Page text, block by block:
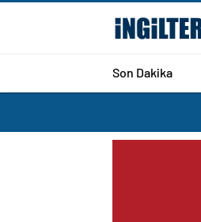
Son Dakika